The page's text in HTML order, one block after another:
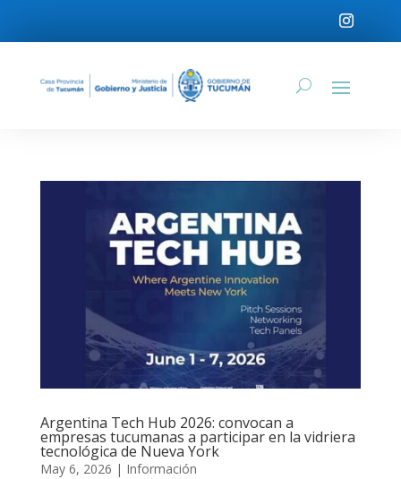
Argentina Tech Hub 2026: convocan a
empresas tucumanas a participar en la vidriera
tecnológica de Nueva York
May 6, 2026 | Información